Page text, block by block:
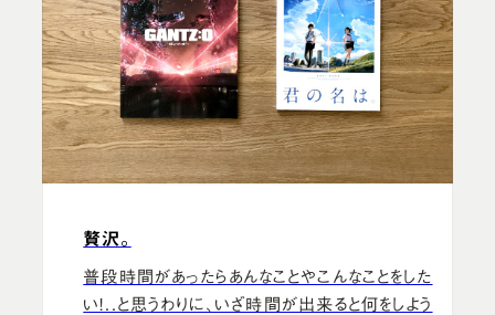
贅沢。
普段時間があったらあんなことやこんなことをした
い！..と思うわりに、いざ時間が出来ると何をしよう